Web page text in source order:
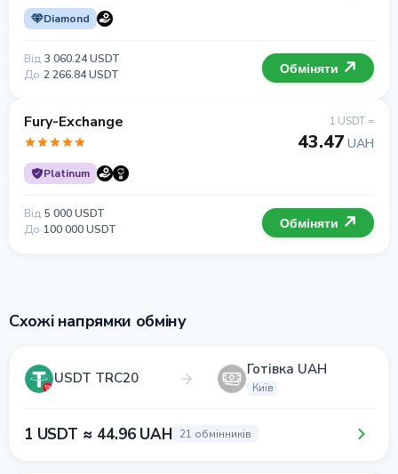
Diamond
Від 3 060.24 USDT
До 2 266.84 USDT Обміняти
Fury-Exchange
Platinum
1 USDT =
43.47 UAH
Від 5 000 USDT
До 100 000 USDT Обміняти
Схожі напрямки обміну
USDT TRC20 Готівка UAH
Київ
1 USDT ≈ 44.96 UAH 21 обмінників